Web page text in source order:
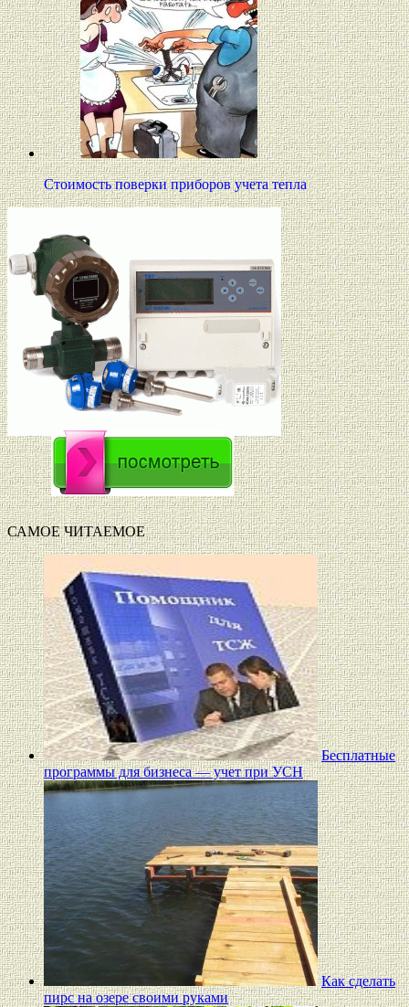
Стоимость поверки приборов учета тепла
САМОЕ ЧИТАЕМОЕ
Бесплатные
программы для бизнеса — учет при УСН
Как сделать
пирс на озере своими руками